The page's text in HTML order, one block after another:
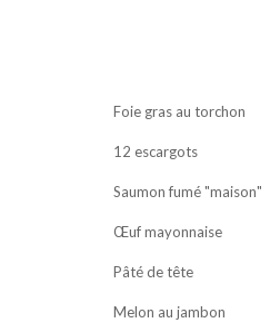
Foie gras au torchon
12 escargots
Saumon fumé "maison"
Œuf mayonnaise
Pâté de tête
Melon au jambon